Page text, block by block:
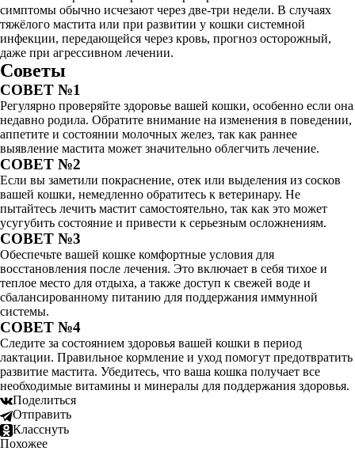
симптомы обычно исчезают через две-три недели. В случаях
тяжёлого мастита или при развитии у кошки системной
инфекции, передающейся через кровь, прогноз осторожный,
даже при агрессивном лечении.
Советы
СОВЕТ №1
Регулярно проверяйте здоровье вашей кошки, особенно если она
недавно родила. Обратите внимание на изменения в поведении,
аппетите и состоянии молочных желез, так как раннее
выявление мастита может значительно облегчить лечение.
СОВЕТ №2
Если вы заметили покраснение, отек или выделения из сосков
вашей кошки, немедленно обратитесь к ветеринару. Не
пытайтесь лечить мастит самостоятельно, так как это может
усугубить состояние и привести к серьезным осложнениям.
СОВЕТ №3
Обеспечьте вашей кошке комфортные условия для
восстановления после лечения. Это включает в себя тихое и
теплое место для отдыха, а также доступ к свежей воде и
сбалансированному питанию для поддержания иммунной
системы.
СОВЕТ №4
Следите за состоянием здоровья вашей кошки в период
лактации. Правильное кормление и уход помогут предотвратить
развитие мастита. Убедитесь, что ваша кошка получает все
необходимые витамины и минералы для поддержания здоровья.
Поделиться
Отправить
Класснуть
Похожее